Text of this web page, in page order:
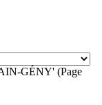
GÉNY' (Page